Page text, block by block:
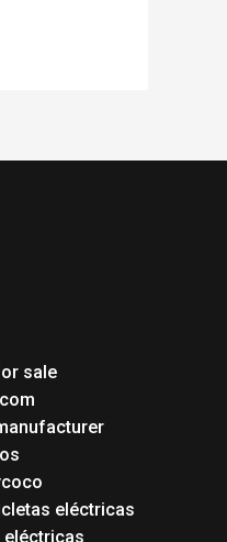
sale
eléctricas